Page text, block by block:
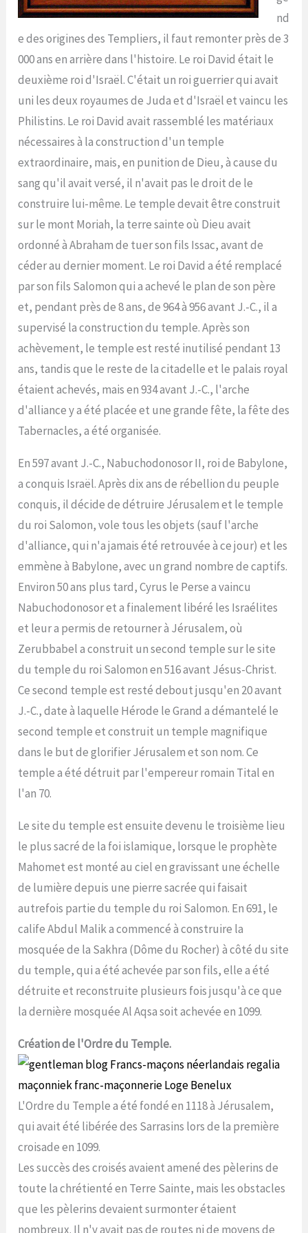
nd
e des origines des Templiers, il faut remonter près de 3
000 ans en arrière dans l'histoire. Le roi David était le
deuxième roi d'Israël. C'était un roi guerrier qui avait
uni les deux royaumes de Juda et d'Israël et vaincu les
Philistins. Le roi David avait rassemblé les matériaux
nécessaires à la construction d'un temple
extraordinaire, mais, en punition de Dieu, à cause du
sang qu'il avait versé, il n'avait pas le droit de le
construire lui-même. Le temple devait être construit
sur le mont Moriah, la terre sainte où Dieu avait
ordonné à Abraham de tuer son fils Issac, avant de
céder au dernier moment. Le roi David a été remplacé
par son fils Salomon qui a achevé le plan de son père
et, pendant près de 8 ans, de 964 à 956 avant J.-C., il a
supervisé la construction du temple. Après son
achèvement, le temple est resté inutilisé pendant 13
ans, tandis que le reste de la citadelle et le palais royal
étaient achevés, mais en 934 avant J.-C., l'arche
d'alliance y a été placée et une grande fête, la fête des
Tabernacles, a été organisée.
En 597 avant J.-C., Nabuchodonosor II, roi de Babylone,
a conquis Israël. Après dix ans de rébellion du peuple
conquis, il décide de détruire Jérusalem et le temple
du roi Salomon, vole tous les objets (sauf l'arche
d'alliance, qui n'a jamais été retrouvée à ce jour) et les
emmène à Babylone, avec un grand nombre de captifs.
Environ 50 ans plus tard, Cyrus le Perse a vaincu
Nabuchodonosor et a finalement libéré les Israélites
et leur a permis de retourner à Jérusalem, où
Zerubbabel a construit un second temple sur le site
du temple du roi Salomon en 516 avant Jésus-Christ.
Ce second temple est resté debout jusqu'en 20 avant
J.-C., date à laquelle Hérode le Grand a démantelé le
second temple et construit un temple magnifique
dans le but de glorifier Jérusalem et son nom. Ce
temple a été détruit par l'empereur romain Tital en
l'an 70.
Le site du temple est ensuite devenu le troisième lieu
le plus sacré de la foi islamique, lorsque le prophète
Mahomet est monté au ciel en gravissant une échelle
de lumière depuis une pierre sacrée qui faisait
autrefois partie du temple du roi Salomon. En 691, le
calife Abdul Malik a commencé à construire la
mosquée de la Sakhra (Dôme du Rocher) à côté du site
du temple, qui a été achevée par son fils, elle a été
détruite et reconstruite plusieurs fois jusqu'à ce que
la dernière mosquée Al Aqsa soit achevée en 1099.
Création de l'Ordre du Temple.
L'Ordre du Temple a été fondé en 1118 à Jérusalem,
qui avait été libérée des Sarrasins lors de la première
croisade en 1099.
Les succès des croisés avaient amené des pèlerins de
toute la chrétienté en Terre Sainte, mais les obstacles
que les pèlerins devaient surmonter étaient
nombreux. Il n'y avait pas de routes ni de moyens de